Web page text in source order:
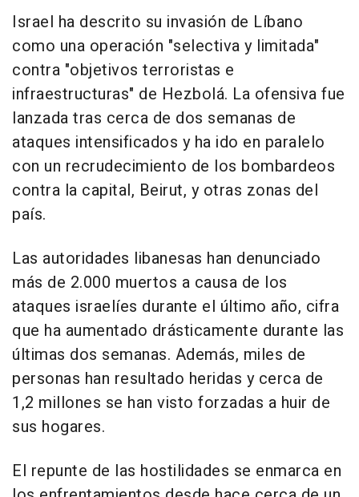
Israel ha descrito su invasión de Líbano
como una operación "selectiva y limitada"
contra "objetivos terroristas e
infraestructuras" de Hezbolá. La ofensiva fue
lanzada tras cerca de dos semanas de
ataques intensificados y ha ido en paralelo
con un recrudecimiento de los bombardeos
contra la capital, Beirut, y otras zonas del
país.
Las autoridades libanesas han denunciado
más de 2.000 muertos a causa de los
ataques israelíes durante el último año, cifra
que ha aumentado drásticamente durante las
últimas dos semanas. Además, miles de
personas han resultado heridas y cerca de
1,2 millones se han visto forzadas a huir de
sus hogares.
El repunte de las hostilidades se enmarca en